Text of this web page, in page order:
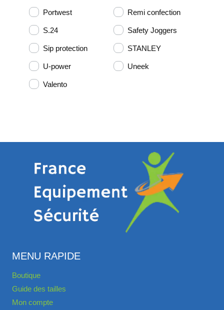
Portwest Remi confection
S.24 Safety Joggers
Sip protection STANLEY
U-power Uneek
Valento
MENU RAPIDE
Boutique
Guide des tailles
Mon compte